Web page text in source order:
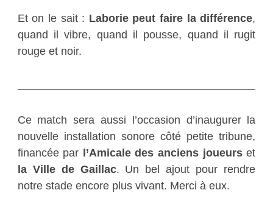
Et on le sait : Laborie peut faire la différence,
quand il vibre, quand il pousse, quand il rugit
rouge et noir.
Ce match sera aussi l’occasion d’inaugurer la
nouvelle installation sonore côté petite tribune,
financée par l’Amicale des anciens joueurset
la Ville de Gaillac. Un bel ajout pour rendre
notre stade encore plus vivant. Merci à eux.